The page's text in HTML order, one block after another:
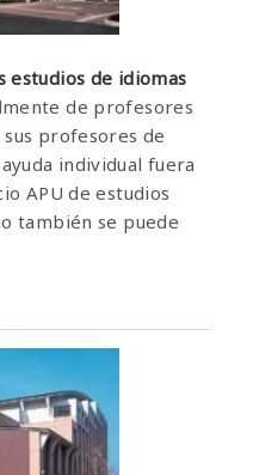
estudios de idiomas
de profesores
profesores de
individual fuera
APU de estudios
también se puede